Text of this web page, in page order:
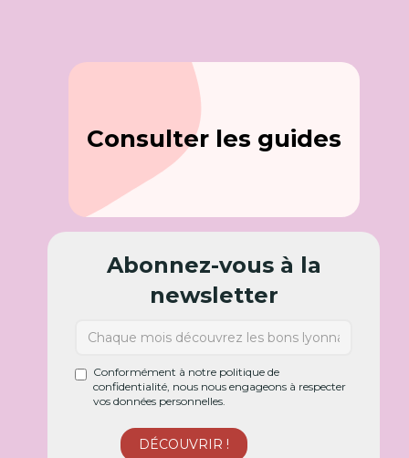
Consulter les guides
Abonnez-vous à la
newsletter
Conformément à notre politique de
confidentialité, nous nous engageons à respecter
vos données personnelles.